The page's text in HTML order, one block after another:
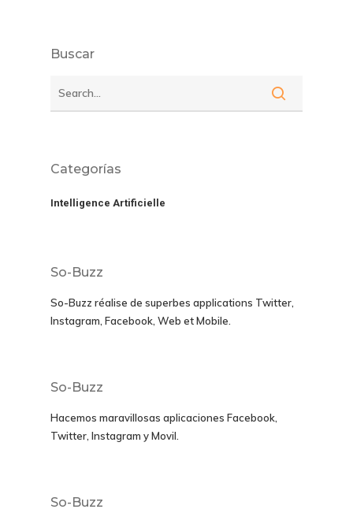
Buscar
Categorías
Intelligence Artificielle
So-Buzz
So-Buzz réalise de superbes applications Twitter,
Instagram, Facebook, Web et Mobile.
So-Buzz
Hacemos maravillosas aplicaciones Facebook,
Twitter, Instagram y Movil
So-Buzz